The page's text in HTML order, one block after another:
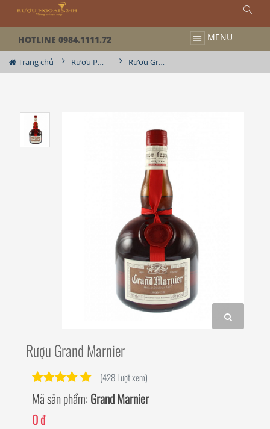
HOTLINE 0984.1111.72 MENU
Trang chủ Rượu Pha Chế Rượu Grand Marnier
Rượu Grand Marnier
(428 Lượt xem)
Mã sản phẩm: Grand Marnier
0 đ